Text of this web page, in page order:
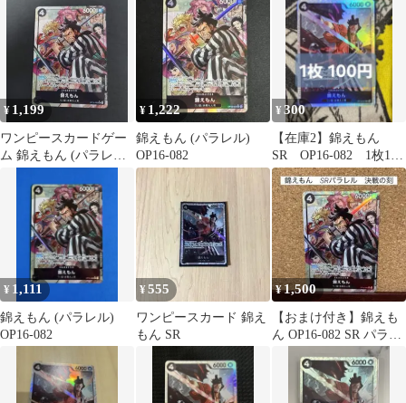
¥ 1,199
ワンピースカードゲー
ム 錦えもん (パラレル)
¥ 1,222
錦えもん (パラレル)
OP16-082
¥300
【在庫2】錦えもん
SR OP16-082 1枚180
円 匿名発送
¥ 1,111
錦えもん (パラレル)
OP16-082
¥555
ワンピースカード 錦え
もん SR
¥1,500
【おまけ付き】錦えも
ん OP16-082 SR パラレ